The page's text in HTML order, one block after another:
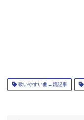
歌いやすい曲→親記事